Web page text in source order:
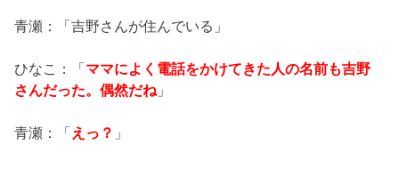
青瀬：「吉野さんが住んでいる」
ひなこ：「ママによく電話をかけてきた人の名前も吉野
さんだった。偶然だね 」
青瀬：「えっ？ 」